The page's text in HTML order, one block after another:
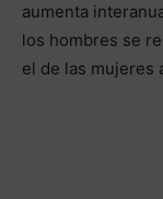
aumenta
los hombres se
el de las mujeres